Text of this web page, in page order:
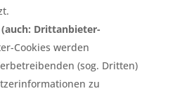
Drittanbieter-
Cookies werden
(sog. Dritten)
zu